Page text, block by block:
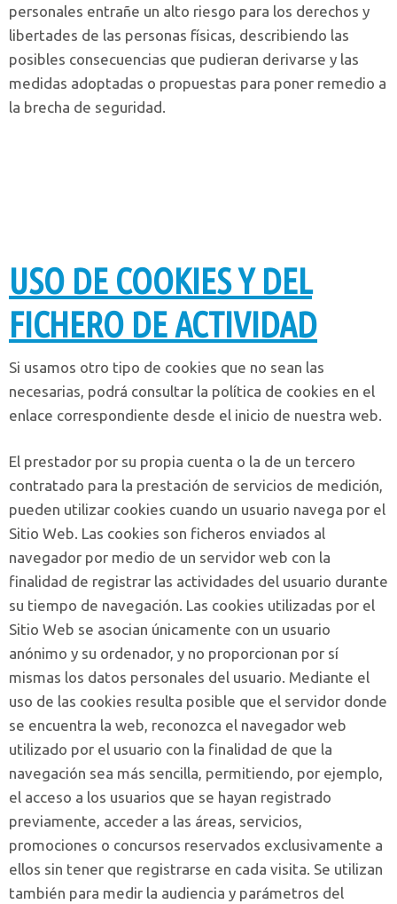
personales entrañe un alto riesgo para los derechos y
libertades de las personas físicas, describiendo las
posibles consecuencias que pudieran derivarse y las
medidas adoptadas o propuestas para poner remedio a
la brecha de seguridad.
USO DE COOKIES Y DEL
FICHERO DE ACTIVIDAD
Si usamos otro tipo de cookies que no sean las
necesarias, podrá consultar la política de cookies en el
enlace correspondiente desde el inicio de nuestra web.
El prestador por su propia cuenta o la de un tercero
contratado para la prestación de servicios de medición,
pueden utilizar cookies cuando un usuario navega por el
Sitio Web. Las cookies son ficheros enviados al
navegador por medio de un servidor web con la
finalidad de registrar las actividades del usuario durante
su tiempo de navegación. Las cookies utilizadas por el
Sitio Web se asocian únicamente con un usuario
anónimo y su ordenador, y no proporcionan por sí
mismas los datos personales del usuario. Mediante el
uso de las cookies resulta posible que el servidor donde
se encuentra la web, reconozca el navegador web
utilizado por el usuario con la finalidad de que la
navegación sea más sencilla, permitiendo, por ejemplo,
el acceso a los usuarios que se hayan registrado
previamente, acceder a las áreas, servicios,
promociones o concursos reservados exclusivamente a
ellos sin tener que registrarse en cada visita. Se utilizan
también para medir la audiencia y parámetros del